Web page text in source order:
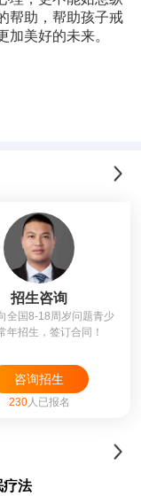
帮助，帮助孩子戒
美好的未来。
招生咨询
全国8-18周岁问题青少
年招生，签订合同！
咨询招生
230人已报名
法